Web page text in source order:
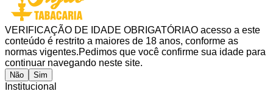
VERIFICAÇÃO DE IDADE OBRIGATÓRIAO acesso a este
conteúdo é restrito a maiores de 18 anos, conforme as
normas vigentes.Pedimos que você confirme sua idade para
continuar navegando neste site.
Não Sim
Institucional